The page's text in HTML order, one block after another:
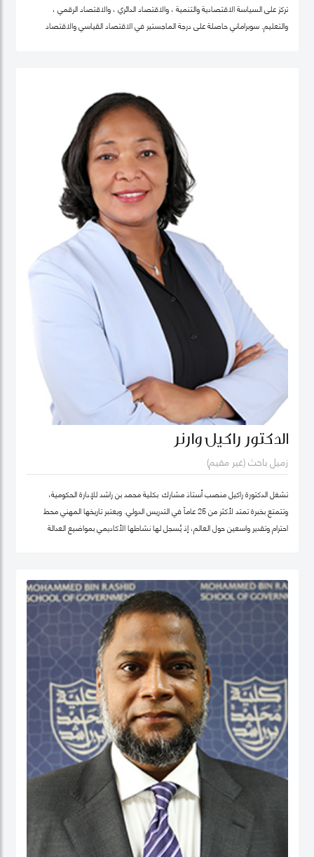
تركز على السياسة الاقتصادية والتنمية ، والاقتصاد الدائري ، والاقتصاد الرقمي ،
والتعليم. سوبراماني حاصلة على درجة الماجستير في الاقتصاد القياسي والاقتصاد
الدكتور راكيل وارنر
زميل باحث (غير مقيم)
تشغل الدكتورة راكيل منصب أستاذ مشارك بكلية محمد بن راشد للإدارة الحكومية،
وتتمتع بخبرة تمتد لأكثر من 25 عاماً في التدريس الدولي. ويعتبر تاريخها المهني محط
احترام وتقدير واسعين حول العالم، إذ يُسجل لها نشاطها الأكاديمي بمواضيع العدالة
مساعدة تعليمية.